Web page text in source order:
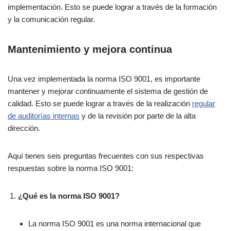
implementación. Esto se puede lograr a través de la formación
y la comunicación regular.
Mantenimiento y mejora continua
Una vez implementada la norma ISO 9001, es importante
mantener y mejorar continuamente el sistema de gestión de
calidad. Esto se puede lograr a través de la realización regular
de auditorías internas y de la revisión por parte de la alta
dirección.
Aquí tienes seis preguntas frecuentes con sus respectivas
respuestas sobre la norma ISO 9001:
¿Qué es la norma ISO 9001?
La norma ISO 9001 es una norma internacional que